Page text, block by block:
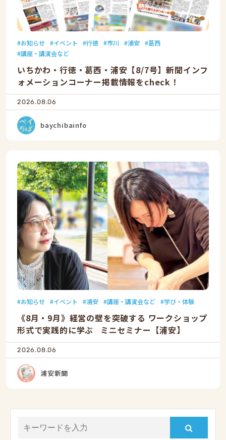
お知らせ イベント 行徳 市川 浦安
葛西
講座・講演会など
いちかわ・行徳・葛西・浦安【8/7号】新聞インフ
ォメーションコーナー掲載情報をcheck！
2026.08.06
baychibainfo
お知らせ イベント 浦安 講座・講演会など 学び・体験
《8月・9月》経営の壁を突破する ワークショップ
形式で実践的に学ぶ ミニセミナー【浦安】
2026.08.06
浦安新聞